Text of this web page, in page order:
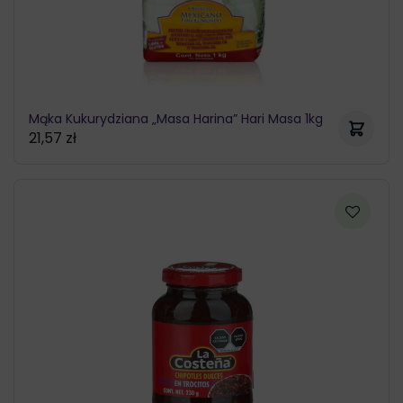
Mąka Kukurydziana „Masa Harina” Hari Masa 1kg
21,57 zł